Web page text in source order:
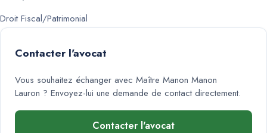
Droit Fiscal/Patrimonial
Contacter l'avocat
Vous souhaitez échanger avec Maître Manon Manon
Lauron ? Envoyez-lui une demande de contact directement.
Contacter l'avocat